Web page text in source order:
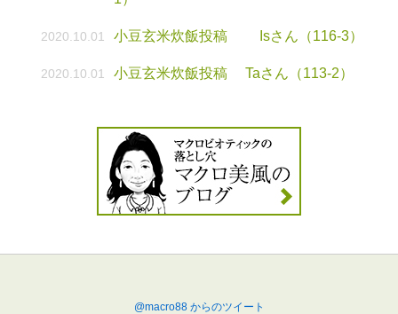
2020.10.01 小豆玄米炊飯投稿 Isさん（116-3）
2020.10.01 小豆玄米炊飯投稿 Taさん（113-2）
@macro88 からのツイート